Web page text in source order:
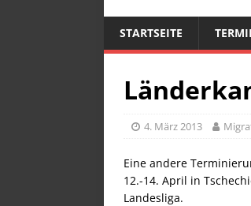
STARTSEITE
4. März 2013
Eine andere
12.-14. April in
Landesliga.